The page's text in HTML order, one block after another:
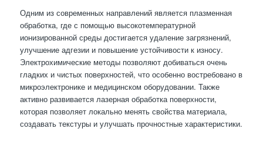
Одним из современных направлений является плазменная
обработка, где с помощью высокотемпературной
ионизированной среды достигается удаление загрязнений,
улучшение адгезии и повышение устойчивости к износу.
Электрохимические методы позволяют добиваться очень
гладких и чистых поверхностей, что особенно востребовано в
микроэлектронике и медицинском оборудовании. Также
активно развивается лазерная обработка поверхности,
которая позволяет локально менять свойства материала,
создавать текстуры и улучшать прочностные характеристики.